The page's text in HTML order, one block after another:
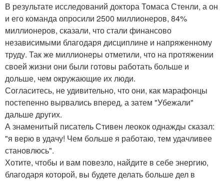
В результате исследований доктора Томаса Стенли, а он
и его команда опросили 2500 миллионеров, 84%
миллионеров, сказали, что стали финансово
независимыми благодаря дисциплине и напряженному
труду. Так же миллионеры отметили, что на протяжении
своей жизни они были готовы работать больше и
дольше, чем окружающие их люди.
Согласитесь, не удивительно, что они, как марафонцы
постепенно вырвались вперед, а затем "Убежали"
дальше других.
А знаменитый писатель Стивен леокок однажды сказал:
"я верю в удачу! Чем больше я работаю, тем удачливее
становлюсь".
Хотите, чтобы и вам повезло, найдите в себе энергию,
благодаря которой, вы будете делать больше дел в